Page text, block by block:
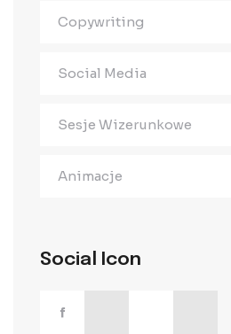
Copywriting
Social Media
Sesje Wizerunkowe
Animacje
Social Icon